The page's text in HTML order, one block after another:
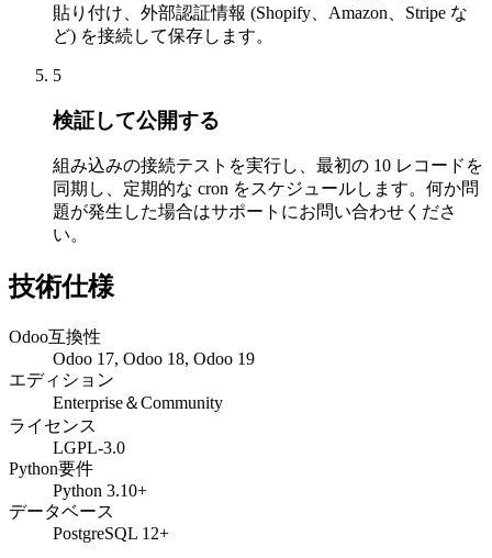
貼り付け、外部認証情報 (Shopify、Amazon、Stripe な
ど) を接続して保存します。
5
検証して公開する
組み込みの接続テストを実行し、最初の 10 レコードを
同期し、定期的な cron をスケジュールします。何か問
題が発生した場合はサポートにお問い合わせくださ
い。
技術仕様
Odoo互換性
Odoo 17, Odoo 18, Odoo 19
エディション
Enterprise＆Community
ライセンス
LGPL-3.0
Python要件
Python 3.10+
データベース
PostgreSQL 12+